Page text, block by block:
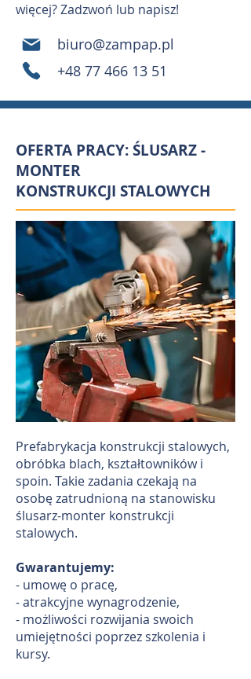
więcej? Zadzwoń lub napisz!
+48 77 466 13 51
biuro@zampap.pl
OFERTA PRACY:ŚLUSARZ -
MONTER
KONSTRUKCJI STALOWYCH
Prefabrykacja konstrukcji stalowych,
obróbka blach, kształtowników i
spoin. Takie zadania czekają na
osobę zatrudnioną na stanowisku
ślusarz-monter konstrukcji
stalowych.
Gwarantujemy:
- umowę o pracę,
- atrakcyjne wynagrodzenie,
- możliwości rozwijania swoich
umiejętności poprzez szkolenia i
kursy.